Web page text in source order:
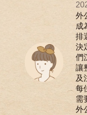
外
成
排
決
們
讓
及
每
需
外